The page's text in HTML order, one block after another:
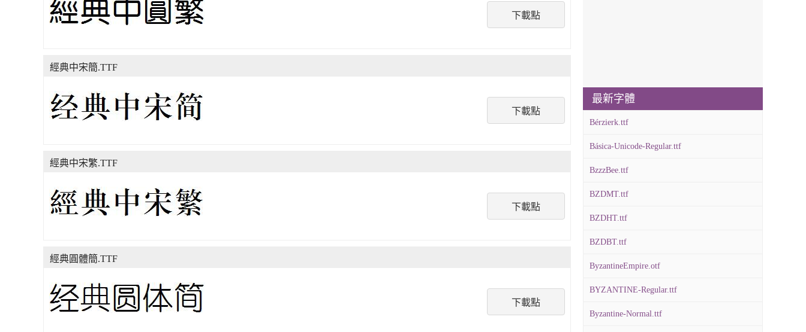
下載點
下載點
經典中宋簡.TTF
下載點
經典中宋繁.TTF
下載點
經典圓體簡.TTF
最新字體
Bérzierk.ttf
Básica-Unicode-Regular.ttf
BzzzBee.ttf
BZDMT.ttf
BZDHT.ttf
BZDBT.ttf
ByzantineEmpire.otf
BYZANTINE-Regular.ttf
Byzantine-Normal.ttf